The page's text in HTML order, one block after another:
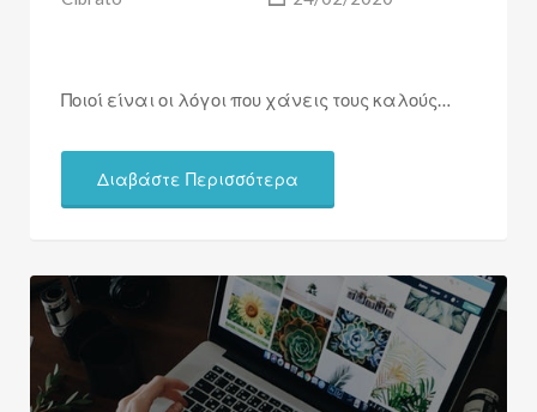
Ποιοί είναι οι λόγοι που χάνεις τους καλούς…
Διαβάστε Περισσότερα